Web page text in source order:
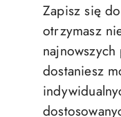
Zapisz się
otrzymasz
dostaniesz